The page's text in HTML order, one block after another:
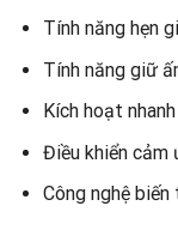
Tính năng hẹn
Tính năng giữ
Kích hoạt
Điều khiển cảm
Công nghệ